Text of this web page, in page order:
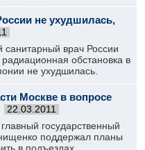
не ухудшилась,
санитарный врач России
обстановка в
не ухудшилась.
Москве в вопросе
22.03.2011
государственный
поддержал планы